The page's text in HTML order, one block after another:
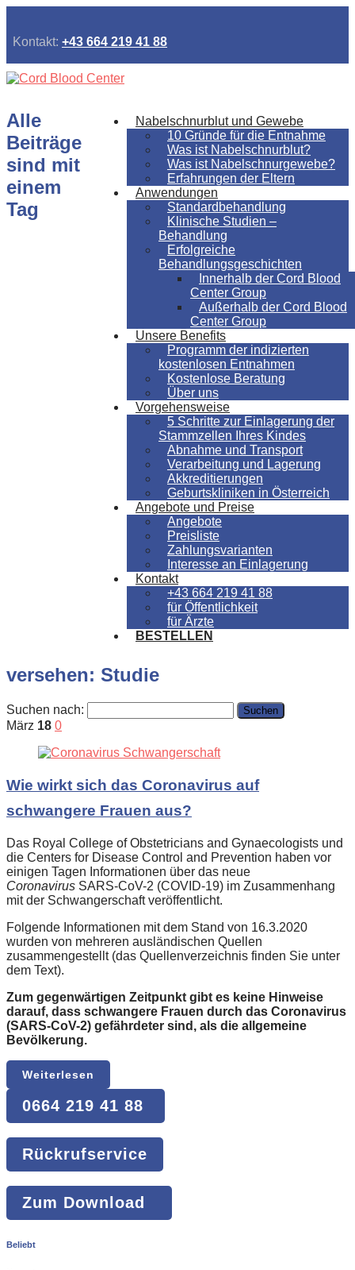
Kontakt: +43 664 219 41 88
Nabelschnurblut und Gewebe
10 Gründe für die Entnahme
Was ist Nabelschnurblut?
Was ist Nabelschnurgewebe?
Erfahrungen der Eltern
Anwendungen
Standardbehandlung
Klinische Studien –
Behandlung
Erfolgreiche
Behandlungsgeschichten
Innerhalb der Cord Blood
Center Group
Außerhalb der Cord Blood
Center Group
Unsere Benefits
Programm der indizierten
kostenlosen Entnahmen
Kostenlose Beratung
Über uns
Vorgehensweise
5 Schritte zur Einlagerung der
Stammzellen Ihres Kindes
Abnahme und Transport
Verarbeitung und Lagerung
Akkreditierungen
Geburtskliniken in Österreich
Angebote und Preise
Angebote
Preisliste
Zahlungsvarianten
Interesse an Einlagerung
Kontakt
+43 664 219 41 88
für Öffentlichkeit
für Ärzte
BESTELLEN
Alle
Beiträge
sind mit
einem
Tag
versehen: Studie
Suchen nach:
März 18 0
Wie wirkt sich das Coronavirus auf
schwangere Frauen aus?
Das Royal College of Obstetricians and Gynaecologists und
die Centers for Disease Control and Prevention haben vor
einigen Tagen Informationen über das neue
Coronavirus SARS-CoV-2 (COVID-19) im Zusammenhang
mit der Schwangerschaft veröffentlicht.
Folgende Informationen mit dem Stand von 16.3.2020
wurden von mehreren ausländischen Quellen
zusammengestellt (das Quellenverzeichnis finden Sie unter
dem Text).
Zum gegenwärtigen Zeitpunkt gibt es keine Hinweise
darauf, dass schwangere Frauen durch das Coronavirus
(SARS-CoV-2) gefährdeter sind, als die allgemeine
Bevölkerung.
Weiterlesen
0664 219 41 88
Rückrufservice
Zum Download
Beliebt